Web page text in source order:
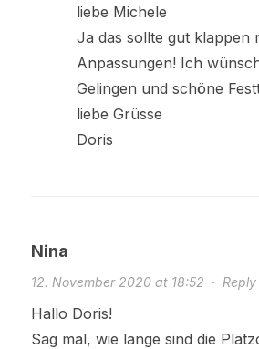
liebe Michele
Ja das sollte gut klappen
Anpassungen! Ich
Gelingen und schöne
liebe Grüsse
Doris
Nina
12. November 2020 at 18:52 · Reply
Hallo Doris!
Sag mal, wie lange sind die